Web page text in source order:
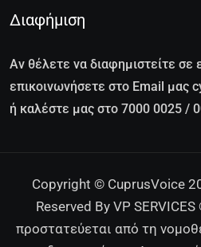
Διαφήμιση
Αν θέλετε να διαφημιστείτε σε
επικοινωνήσετε στο Email μας
ή καλέστε μας στο 7000 0025 /
Copyright © CuprusVoice
Reserved By VP
προστατεύεται από τη